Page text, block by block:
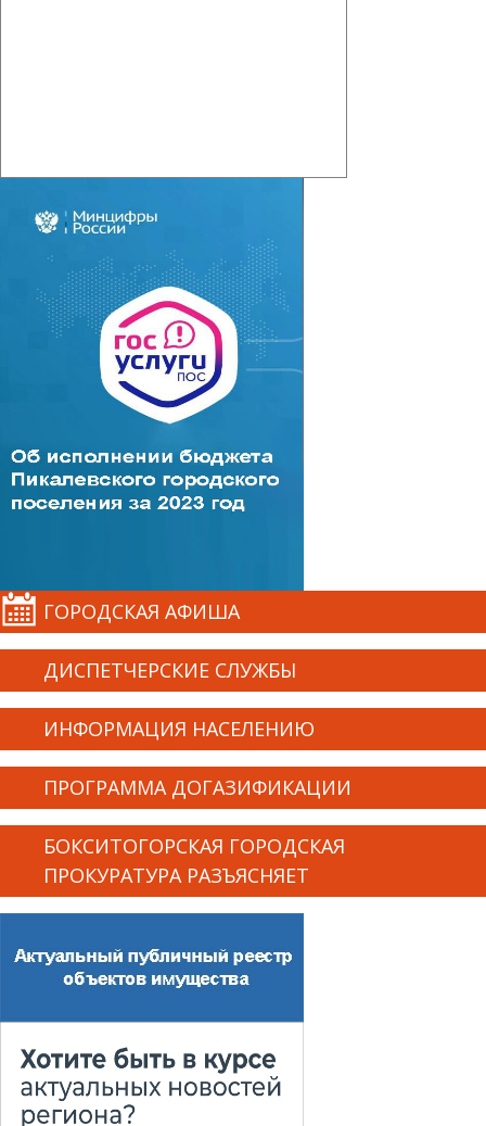
ГОРОДСКАЯ АФИША
ДИСПЕТЧЕРСКИЕ СЛУЖБЫ
ИНФОРМАЦИЯ НАСЕЛЕНИЮ
ПРОГРАММА ДОГАЗИФИКАЦИИ
БОКСИТОГОРСКАЯ ГОРОДСКАЯ
ПРОКУРАТУРА РАЗЪЯСНЯЕТ